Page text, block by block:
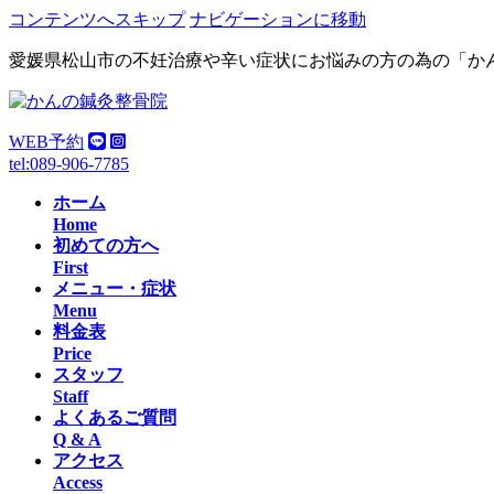
コンテンツへスキップ ナビゲーションに移動
愛媛県松山市の不妊治療や辛い症状にお悩みの方の為の「か
WEB予約
tel:089-906-7785
ホーム
Home
初めての方へ
First
メニュー・症状
Menu
料金表
Price
スタッフ
Staff
よくあるご質問
Q & A
アクセス
Access